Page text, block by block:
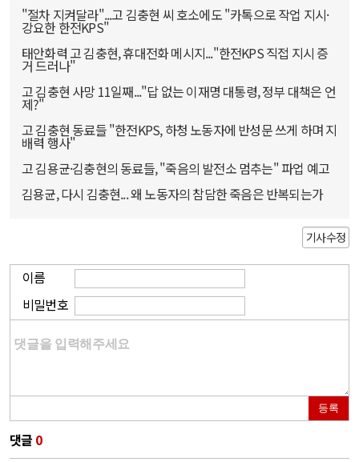
"절차 지켜달라"...고 김충현 씨 호소에도 "카톡으로 작업 지시·
강요한 한전KPS"
태안화력 고 김충현, 휴대전화 메시지..."한전KPS 직접 지시 증
거 드러나"
고 김충현 사망 11일째..."답 없는 이재명 대통령, 정부 대책은 언
제?"
고 김충현 동료들 "한전KPS, 하청 노동자에 반성문 쓰게 하며 지
배력 행사"
고 김용균·김충현의 동료들, "죽음의 발전소 멈추는" 파업 예고
김용균, 다시 김충현... 왜 노동자의 참담한 죽음은 반복되는가
기사수정
이름
비밀번호
등록
댓글 0